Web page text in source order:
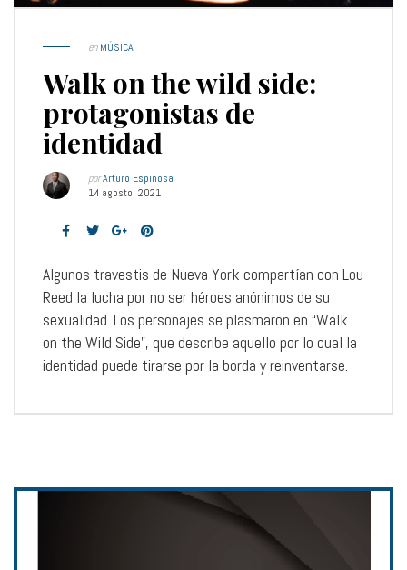
enMÚSICA
Walk on the wild side:
protagonistas de
identidad
porArturo Espinosa
14 agosto, 2021
Algunos travestis de Nueva York compartían con Lou
Reed la lucha por no ser héroes anónimos de su
sexualidad. Los personajes se plasmaron en “Walk
on the Wild Side”, que describe aquello por lo cual la
identidad puede tirarse por la borda y reinventarse.